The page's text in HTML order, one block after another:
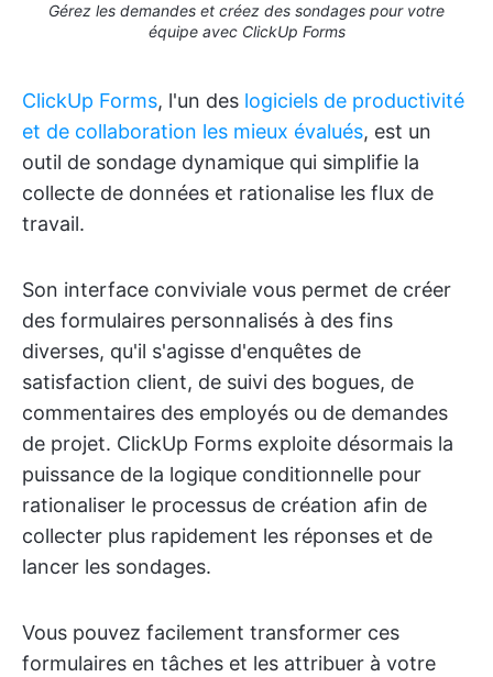
Gérez les demandes et créez des sondages pour votre
équipe avec ClickUp Forms
ClickUp Forms, l'un des logiciels de productivité
et de collaboration les mieux évalués, est un
outil de sondage dynamique qui simplifie la
collecte de données et rationalise les flux de
travail.
Son interface conviviale vous permet de créer
des formulaires personnalisés à des fins
diverses, qu'il s'agisse d'enquêtes de
satisfaction client, de suivi des bogues, de
commentaires des employés ou de demandes
de projet. ClickUp Forms exploite désormais la
puissance de la logique conditionnelle pour
rationaliser le processus de création afin de
collecter plus rapidement les réponses et de
lancer les sondages.
Vous pouvez facilement transformer ces
formulaires en tâches et les attribuer à votre